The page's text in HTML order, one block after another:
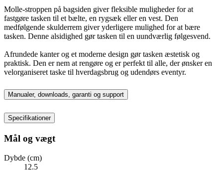
Molle-stroppen på bagsiden giver fleksible muligheder for at
fastgøre tasken til et bælte, en rygsæk eller en vest. Den
medfølgende skulderrem giver yderligere mulighed for at bære
tasken. Denne alsidighed gør tasken til en uundværlig følgesvend.
Afrundede kanter og et moderne design gør tasken æstetisk og
praktisk. Den er nem at rengøre og er perfekt til alle, der ønsker en
velorganiseret taske til hverdagsbrug og udendørs eventyr.
Manualer, downloads, garanti og support
Specifikationer
Mål og vægt
Dybde (cm)
12.5